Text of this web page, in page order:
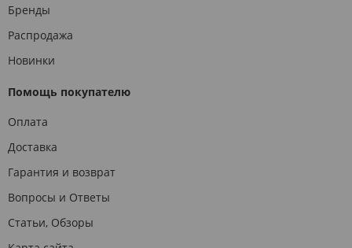
Бренды
Распродажа
Новинки
Помощь покупателю
Оплата
Доставка
Гарантия и возврат
Вопросы и Ответы
Статьи, Обзоры